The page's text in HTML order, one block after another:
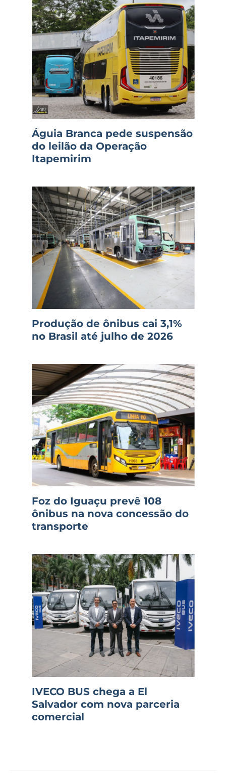
Águia Branca pede suspensão
do leilão da Operação
Itapemirim
Produção de ônibus cai 3,1%
no Brasil até julho de 2026
Foz do Iguaçu prevê 108
ônibus na nova concessão do
transporte
IVECO BUS chega a El
Salvador com nova parceria
comercial